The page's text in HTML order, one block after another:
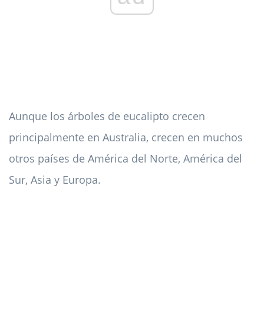
Aunque los árboles de eucalipto crecen
principalmente en Australia, crecen en muchos
otros países de América del Norte, América del
Sur, Asia y Europa.